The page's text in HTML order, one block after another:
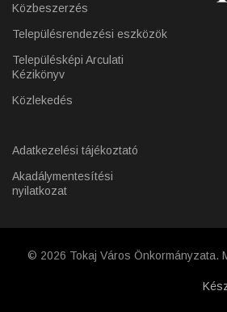
Közbeszerzés
Településrendezési eszközök
Településképi Arculati
Kézikönyv
Közlekedés
Adatkezelési tájékoztató
Akadálymentesítési
nyilatkozat
© 2026 Tokaj Város Önkormányzata.